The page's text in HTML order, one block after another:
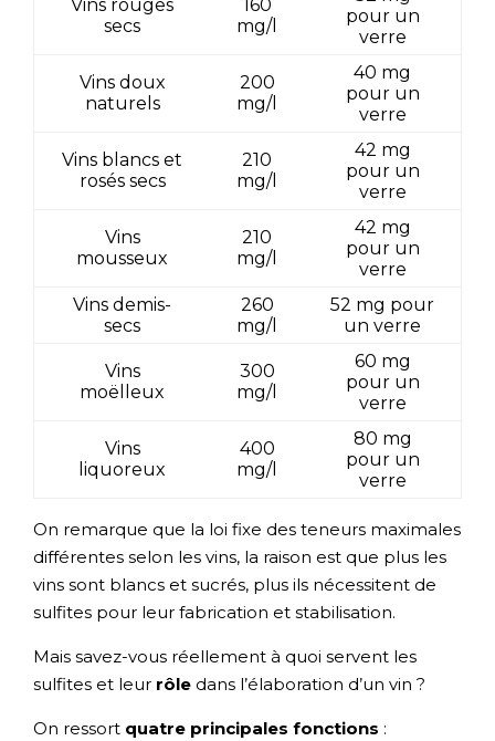
Vins rouges
secs
160
mg/l
pour un
verre
Vins doux
naturels
200
mg/l
40 mg
pour un
verre
Vins blancs et
rosés secs
210
mg/l
42 mg
pour un
verre
Vins
mousseux
210
mg/l
42 mg
pour un
verre
Vins demis-
secs
260
mg/l
52 mg pour
un verre
Vins
moëlleux
300
mg/l
60 mg
pour un
verre
Vins
liquoreux
400
mg/l
80 mg
pour un
verre
On remarque que la loi fixe des teneurs maximales
différentes selon les vins, la raison est que plus les
vins sont blancs et sucrés, plus ils nécessitent de
sulfites pour leur fabrication et stabilisation.
Mais savez-vous réellement à quoi servent les
sulfites et leur rôle dans l’élaboration d’un vin ?
On ressort quatre principales fonctions :